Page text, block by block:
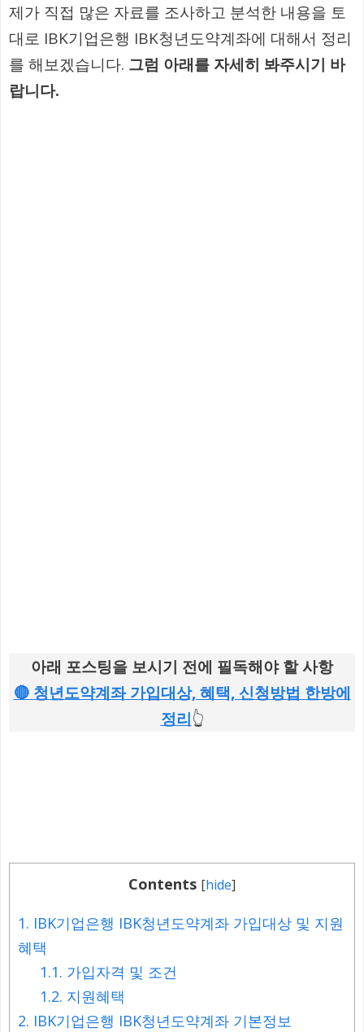
제가 직접 많은 자료를 조사하고 분석한 내용을 토
대로 IBK기업은행 IBK청년도약계좌에 대해서 정리
를 해보겠습니다. 그럼 아래를 자세히 봐주시기 바
랍니다.
아래 포스팅을 보시기 전에 필독해야 할 사항
🔴 청년도약계좌 가입대상, 혜택, 신청방법 한방에
정리👆
Contents [hide]
1. IBK기업은행 IBK청년도약계좌 가입대상 및 지원
혜택
1.1. 가입자격 및 조건
1.2. 지원혜택
2. IBK기업은행 IBK청년도약계좌 기본정보